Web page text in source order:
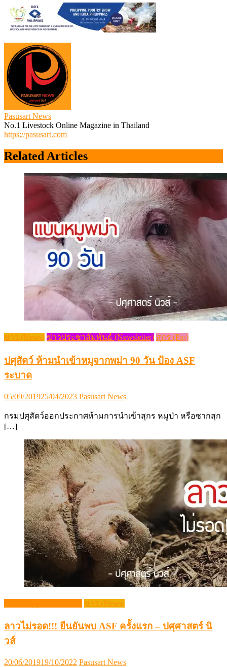
PX_Banner(1280×250)
Pasusart News
No.1 Livestock Online Magazine in Thailand
https://pasusart.com
Related Articles
ข่าว (News) ข่าวประชาสัมพันธ์ (Newsletter) สุกร (Pig)
ปศุสัตว์ ห้ามนำเข้าหมูจากพม่า 90 วัน ป้อง ASF
ระบาด
Posted
05/09/201925/04/2023 Author
Pasusart News
กรมปศุสัตว์ออกประกาศห้ามการนำเข้าสุกร หมูป่า หรือซากสุก
[…]
ข่าว (News)
ลาวไม่รอด!!! ยืนยันพบ ASF ครั้งแรก – ปศุศาสตร์ นิ
วส์
Posted
20/06/201919/10/2022 Author
Pasusart News